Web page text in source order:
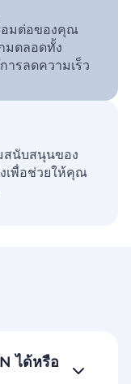
อมต่อของคุณ
มตลอดทั้ง
รลดความเร็ว
สนับสนุนของ
เพื่อช่วยให้คุณ
ได้หรือ